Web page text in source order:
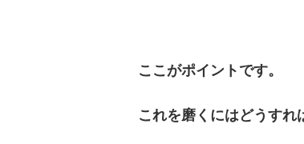
ここがポイントです。
これを磨くにはどうすれ